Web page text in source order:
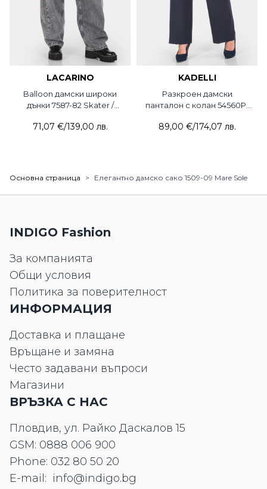
LACARINO
Balloon дамски широки
дънки 7587-82 Skater /
71,07 €/139,00 лв.
KADELLI
Разкроен дамски
панталон с колан 54560P-
89,00 €/174,07 лв.
Основна страница > Елегантно дамско сако 1509-09 Mare Sole
INDIGO Fashion
За компанията
Общи условия
Политика за поверителност
ИНФОРМАЦИЯ
Доставка и плащане
Връщане и замяна
Често задавани въпроси
Магазини
ВРЪЗКА С НАС
Пловдив, ул. Райко Даскалов 15
GSM: 0888 006 900
Phone: 032 80 50 20
E-mail: info@indigo.bg